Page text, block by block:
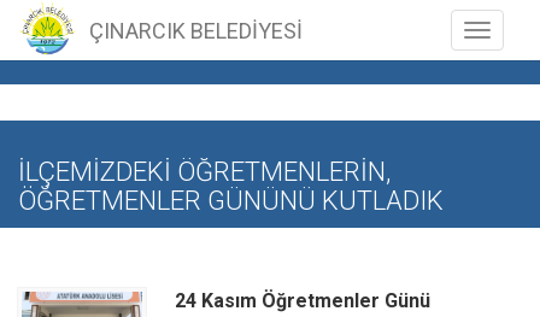
Toggle
ÇINARCIK BELEDİYESİ
İLÇEMİZDEKİ ÖĞRETMENLERİN,
ÖĞRETMENLER GÜNÜNÜ KUTLADIK
24 Kasım Öğretmenler Günü